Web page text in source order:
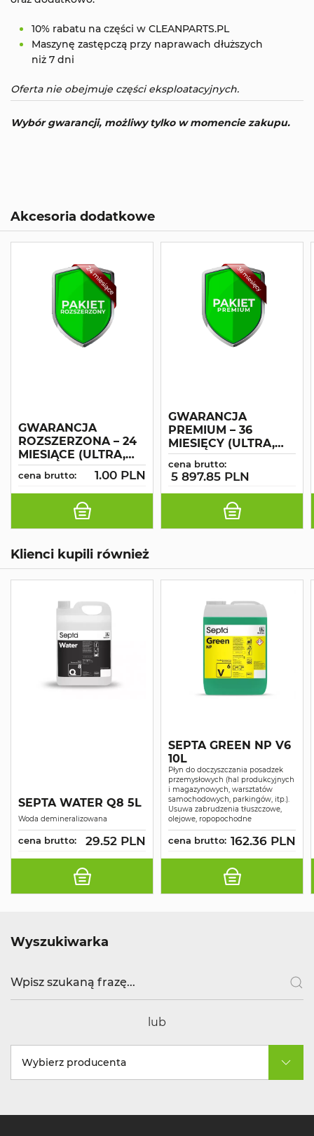
10% rabatu na części w CLEANPARTS.PL
Maszynę zastępczą przy naprawach dłuższych
niż 7 dni
Oferta nie obejmuje części eksploatacyjnych.
Wybór gwarancji, możliwy tylko w momencie zakupu.
Akcesoria dodatkowe
GWARANCJA
ROZSZERZONA – 24
MIESIĄCE (ULTRA,
C..., CS 80 - CS 120)
cena brutto: 1.00 PLN
GWARANCJA
PREMIUM – 36
MIESIĘCY (ULTRA,
C75 – C130, CS80 –
CS120)
cena brutto:
5 897.85 PLN
Klienci kupili również
SEPTA WATER Q8 5L
Woda demineralizowana
cena brutto: 29.52 PLN
SEPTA GREEN NP V6
10L
Płyn do doczyszczania posadzek
przemysłowych (hal produkcyjnych
i magazynowych, warsztatów
samochodowych, parkingów, itp.).
Usuwa zabrudzenia tłuszczowe,
olejowe, ropopochodne
cena brutto: 162.36 PLN
Wyszukiwarka
lub
Wybierz producenta